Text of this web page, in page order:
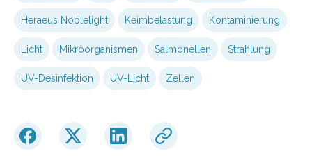
Heraeus Noblelight Keimbelastung Kontaminierung
Licht Mikroorganismen Salmonellen Strahlung
UV-Desinfektion UV-Licht Zellen